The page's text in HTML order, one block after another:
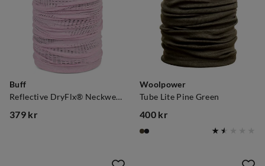
Buff
Reflective DryFlx® Neckwear Solid Camelia
379 kr
Woolpower
Tube Lite Pine Green
price
400 kr